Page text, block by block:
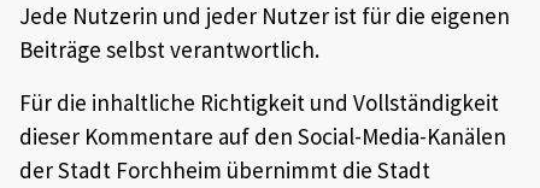
Jede Nutzerin und jeder Nutzer ist für die eigenen
Beiträge selbst verantwortlich.
Für die inhaltliche Richtigkeit und Vollständigkeit
dieser Kommentare auf den Social-Media-Kanälen
der Stadt Forchheim übernimmt die Stadt